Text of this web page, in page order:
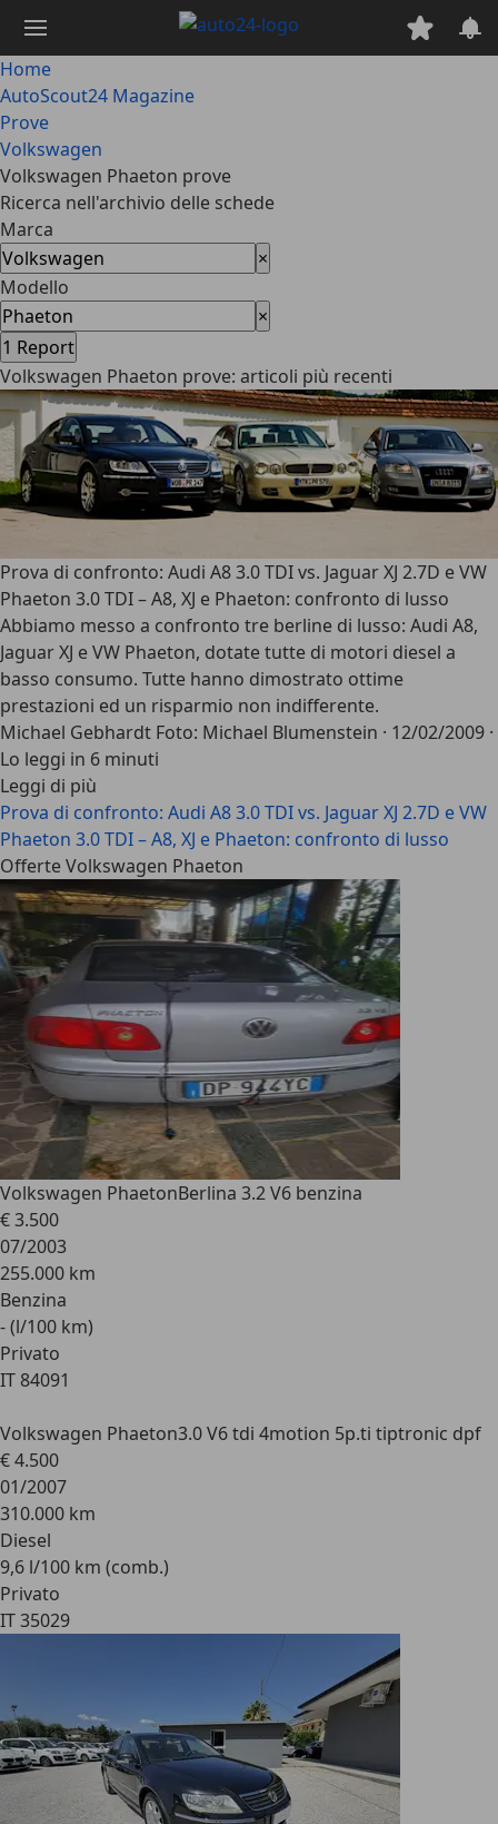
contenuto
principale
Home
AutoScout24 Magazine
Prove
Volkswagen
Volkswagen Phaeton prove
Ricerca nell'archivio delle schede
Marca
×
Modello
×
1 Report
Volkswagen Phaeton prove: articoli più recenti
Prova di confronto: Audi A8 3.0 TDI vs. Jaguar XJ 2.7D e VW
Phaeton 3.0 TDI – A8, XJ e Phaeton: confronto di lusso
Abbiamo messo a confronto tre berline di lusso: Audi A8,
Jaguar XJ e VW Phaeton, dotate tutte di motori diesel a
basso consumo. Tutte hanno dimostrato ottime
prestazioni ed un risparmio non indifferente.
Michael Gebhardt Foto: Michael Blumenstein · 12/02/2009 ·
Lo leggi in 6 minuti
Leggi di più
Prova di confronto: Audi A8 3.0 TDI vs. Jaguar XJ 2.7D e VW
Phaeton 3.0 TDI – A8, XJ e Phaeton: confronto di lusso
Offerte Volkswagen Phaeton
Volkswagen PhaetonBerlina 3.2 V6 benzina
€ 3.500
07/2003
255.000 km
Benzina
- (l/100 km)
Privato
IT 84091
Volkswagen Phaeton3.0 V6 tdi 4motion 5p.ti tiptronic dpf
€ 4.500
01/2007
310.000 km
Diesel
9,6 l/100 km (comb.)
Privato
IT 35029